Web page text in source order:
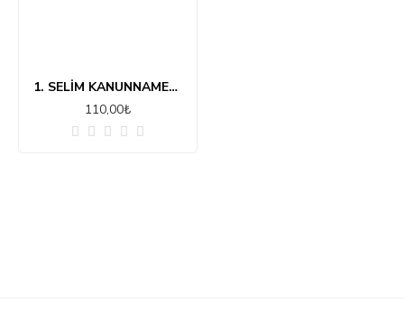
1. SELİM KANUNNAMELERİ (1512-1520)
110,00₺